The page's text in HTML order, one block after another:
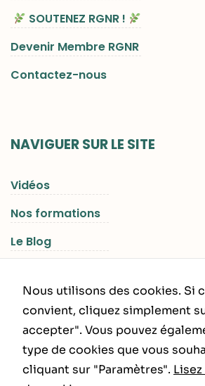
SOUTENEZ RGNR !
Devenir Membre RGNR
Contactez-nous
NAVIGUER SUR LE SITE
Vidéos
Nos formations
Le Blog
INFORMATIONS LÉGALES
Politique de Confidentialité
Nous utilisons des cookies. Si
convient, cliquez simplement
accepter". Vous pouvez
type de cookies que vous
cliquant sur "Paramètres".